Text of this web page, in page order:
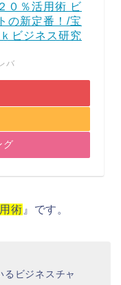
０％活用術 ビ
の新定番！/宝
ビジネス研究
バ
グ
術』です。
るビジネスチャ